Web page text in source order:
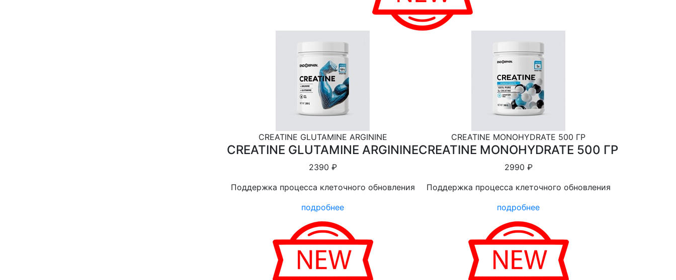
CREATINE GLUTAMINE ARGININE
CREATINE GLUTAMINE ARGININE
2390 ₽
Поддержка процесса клеточного обновления
подробнее
CREATINE MONOHYDRATE 500 ГР
CREATINE MONOHYDRATE 500 ГР
2990 ₽
Поддержка процесса клеточного обновления
подробнее